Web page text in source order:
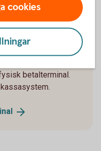
fysisk
betalterminal.
cookies